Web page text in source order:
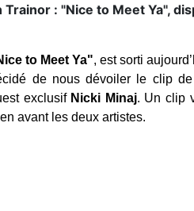
: "Nice to Meet Ya",
to Meet Ya", est sorti
de nous dévoiler le clip
exclusif Nicki Minaj. Un clip
avant les deux artistes.